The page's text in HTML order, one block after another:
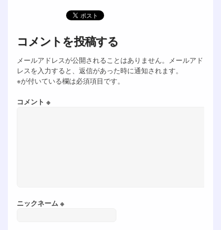
コメントを投稿する
メールアドレスが公開されることはありません。メールアド
レスを入力すると、返信があった時に通知されます。
※が付いている欄は必須項目です。
コメント ※
ニックネーム ※